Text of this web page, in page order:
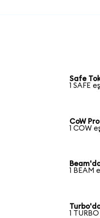
Safe
1 SAFE
CoW
1 COW
1 BEAM
1